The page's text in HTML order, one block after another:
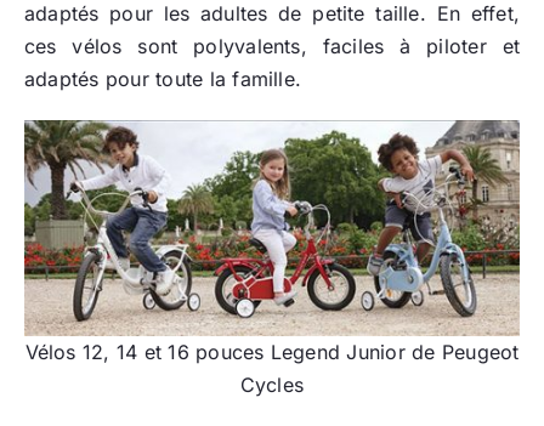
adaptés pour les adultes de petite taille. En effet,
ces vélos sont polyvalents, faciles à piloter et
adaptés pour toute la famille.
Vélos 12, 14 et 16 pouces Legend Junior de Peugeot
Cycles